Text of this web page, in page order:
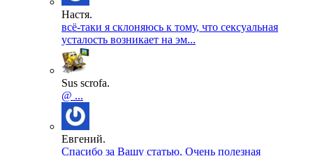
Настя.
всё-таки я склоняюсь к тому, что сексуальная
усталость возникает на эм...
Sus scrofa.
@ ...
Евгений.
Спасибо за Вашу статью. Очень полезная